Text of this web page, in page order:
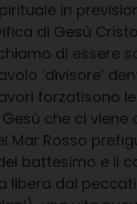
in
di Gesù
di essere
‘divisore’
forzatisono
che ci viene
Mar Rosso
battesimo e il
libera dai peccati